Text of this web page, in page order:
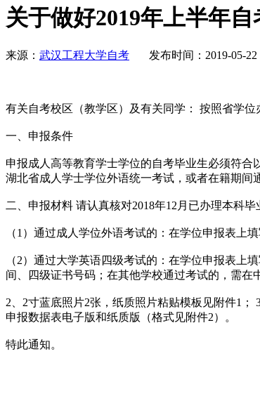
关于做好2019年上半年
来源： 武汉工程大学自考 发布时间：2019-
有关自考校区（教学区）及有关同学： 按照省学
一、申报条件
申报成人高等教育学士学位的自考毕业生必须符合
湖北省成人学士学位外语统一考试，或者在籍期间
二、申报材料 请认真核对2018年12月已办理本科
（1）通过成人学位外语考试的：在学位申报表上
（2）通过大学英语四级考试的：在学位申报表上
间、四级证书号码；在其他学校通过考试的，需在
2、2寸蓝底照片2张，纸质照片粘贴模板见附件1；
申报数据表电子版和纸质版（格式见附件2）。
特此通知。